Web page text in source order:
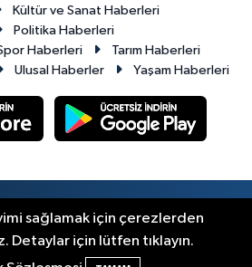
Kültür ve Sanat Haberleri
Politika Haberleri
Haberleri
Tarım Haberleri
Ulusal Haberler Yaşam Haberleri
sağlamak için çerezlerden
Detaylar için lütfen tıklayın.